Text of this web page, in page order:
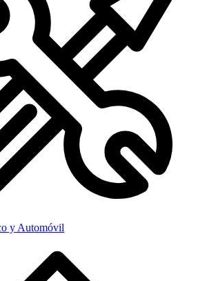
y Automóvil